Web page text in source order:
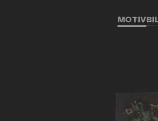
MOTIV